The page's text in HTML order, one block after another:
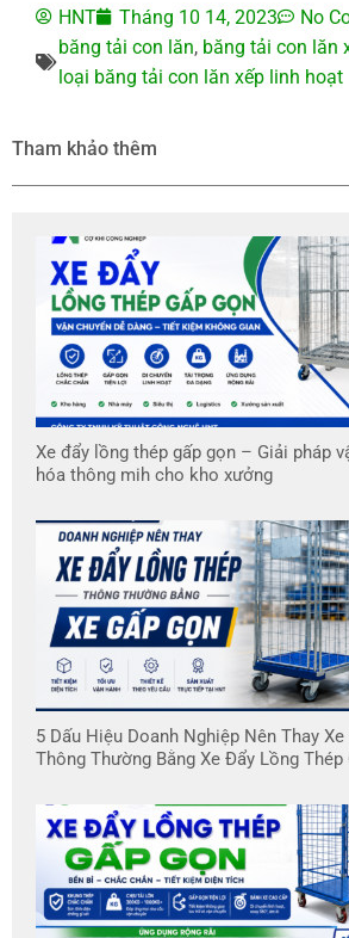
HNT Tháng 10 14, 2023
No
băng tải con lăn, băng tải con lăn
loại băng tải con lăn xếp linh hoạt
Tham khảo thêm
Xe đẩy lồng thép gấp gọn – Giải pháp
hóa thông mih cho kho xưởng
5 Dấu Hiệu Doanh Nghiệp Nên Thay
Thông Thường Bằng Xe Đẩy Lồng Thép